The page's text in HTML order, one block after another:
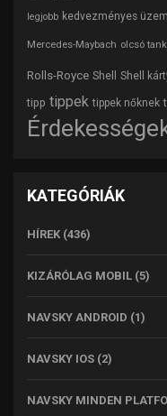
legjobb kedvezményes
Mercedes-Maybach olcsó
Rolls-Royce Shell Shell
tipp tippek tippek nőknek
KATEGÓRIÁK
HÍREK (436)
KIZÁRÓLAG MOBIL (5)
NAVSKY ANDROID (1)
NAVSKY IOS (2)
NAVSKY MINDEN